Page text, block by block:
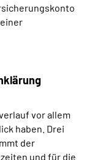
vor allem
haben. Drei
der
und für die